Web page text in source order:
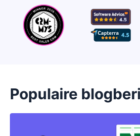
Populaire
Opent in nieuw venster